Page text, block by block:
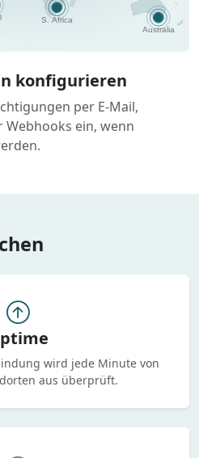
konfigurieren
per E-Mail,
Webhooks ein, wenn
wird jede Minute von
aus überprüft.